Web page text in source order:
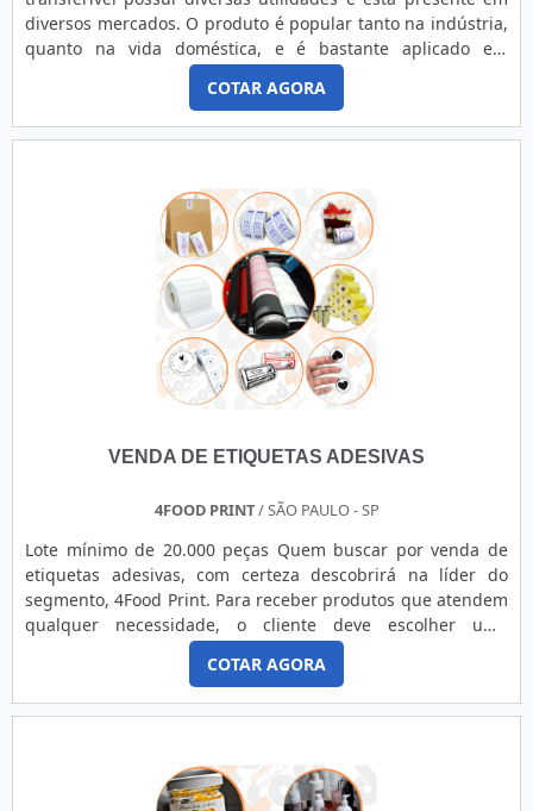
diversos mercados. O produto é popular tanto na indústria,
quanto na vida doméstica, e é bastante aplicado em
pequenos reparos e até mesmo em grandes projetos. O
produto traz diversas características, tais como: Dupla face,
aplicado sobre liner de papel kraft siliconizado; Resistente a
solventes e alguns tipos de ácidos...
COTAR AGORA
VENDA DE ETIQUETAS ADESIVAS
4FOOD PRINT/ SÃO PAULO - SP
Lote mínimo de 20.000 peças Quem buscar por venda de
etiquetas adesivas, com certeza descobrirá na líder do
segmento, 4Food Print. Para receber produtos que atendem
qualquer necessidade, o cliente deve escolher uma
organização que se destaque por um bom suporte pré-
venda e tenha ampla experiência no ramo.Quando a
temática é venda de etiquetas adesivas, com a melhor mão
de obra da 4Food Print o cliente obterá assertividade e
COTAR AGORA